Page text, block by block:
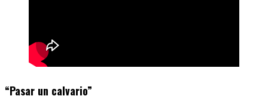
“Pasar un calvario”